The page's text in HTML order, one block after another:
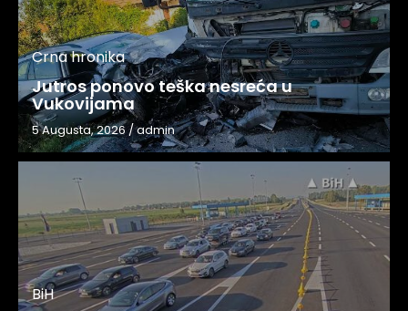
Crna hronika
Jutros ponovo teška nesreća u
Vukovijama
5 Augusta, 2026/admin
BiH